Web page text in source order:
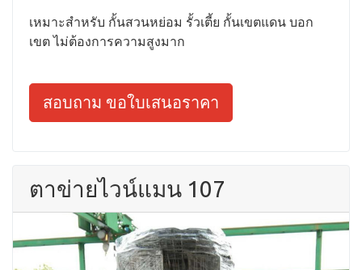
เหมาะสำหรับ กั้นสวนหย่อม รั้วเตี้ย กั้นเขตแดน บอก
เขต ไม่ต้องการความสูงมาก
สอบถาม ขอใบเสนอราคา
ตาข่ายไวน์แมน 107